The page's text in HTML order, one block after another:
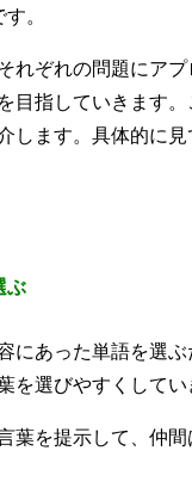
。
れぞれの問題にア
目指していきます
します。具体的に見
ぶ
にあった単語を選ぶ
を選びやすくしてい
葉を提示して、仲間